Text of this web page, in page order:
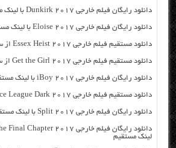
دانلود رایگان فیلم خارجی Dunkirk 2017 با لینک مستقیم
دانلود رایگان فیلم خارجی Eloise 2017 با لینک مستقیم
دانلود مستقیم فیلم خارجی Essex Heist 2017 از سرور سایت
دانلود مستقیم فیلم خارجی Get the Girl 2017 از سرور سایت
دانلود رایگان فیلم خارجی iBoy 2017 با لینک مستقیم
دانلود مستقیم فیلم خارجی Justice League Dark 2017 از سرور سایت
دانلود رایگان فیلم خارجی Split 2017 با لینک مستقیم
لینک مستقیم